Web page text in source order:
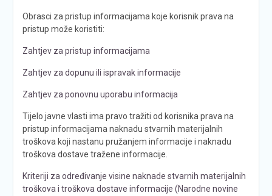
Obrasci za pristup informacijama koje korisnik prava na
pristup može koristiti:
Zahtjev za pristup informacijama
Zahtjev za dopunu ili ispravak informacije
Zahtjev za ponovnu uporabu informacija
Tijelo javne vlasti ima pravo tražiti od korisnika prava na
pristup informacijama naknadu stvarnih materijalnih
troškova koji nastanu pružanjem informacije i naknadu
troškova dostave tražene informacije.
Kriteriji za određivanje visine naknade stvarnih materijalnih
troškova i troškova dostave informacije (Narodne novine